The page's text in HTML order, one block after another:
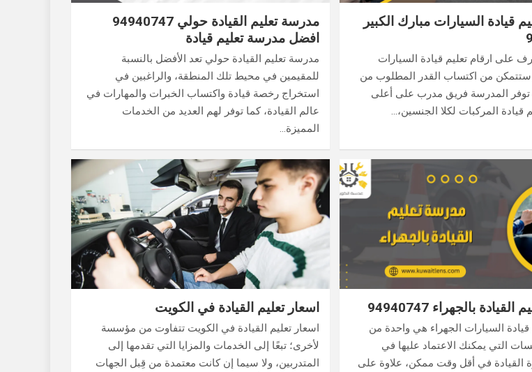
قيادة السيارات مبارك الكبير
على ارقام تعليم قيادة السيارات
ستتمكن من اكتساب القدر المطلوب من
توفر المدرسة فريق مدرب على أعلى
قيادة المركبات لكلا الجنسين،…
مدرسة تعليم القيادة حولي 94940747
افضل مدرسة تعليم قيادة
مدرسة تعليم القيادة حولي تعد الأفضل بالنسبة
للمقيمين في محيط تلك المنطقة، والراغبين في
استخراج رخصة قيادة واكتساب الخبرات والمهارات في
عالم القيادة، كما توفر لهم العديد من الخدمات
المميزة…
بالجهراء 94940747
السيارات الجهراء هي واحدة من
التي يمكنك الاعتماد عليها في
القيادة في أقل وقت ممكن، علاوة على
اسعار تعليم القيادة في الكويت
اسعار تعليم القيادة في الكويت تتفاوت من مؤسسة
لأخرى؛ تبعًا إلى الخدمات والمزايا التي تقدمها إلى
المتدربين، ولا سيما إن كانت معتمدة من قِبل الجهات